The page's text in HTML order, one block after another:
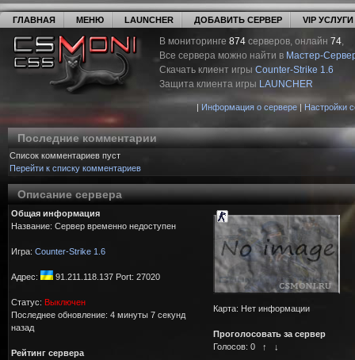
ГЛАВНАЯ МЕНЮ LAUNCHER ДОБАВИТЬ СЕРВЕР VIP УСЛУГИ
В мониторинге 874 серверов, онлайн 74,
Все сервера можно найти в Мастер-
Скачать клиент игры Counter-Strike 1.6
Защита клиента игры LAUNCHER
| Информация о сервере| Настройки
Последние комментарии
Список комментариев пуст
Перейти к списку комментариев
Описание сервера
Общая информация
Название: Сервер временно недоступен
Игра: Counter-Strike 1.6
Адрес: 91.211.118.137 Port: 27020
Статус: Выключен
Последнее обновление: 4 минуты 7 секунд
назад
Рейтинг сервера
Карта: Нет информации
Проголосовать за сервер
Голосов: 0 ↑ ↓